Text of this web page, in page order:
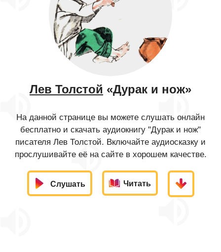
Лев Толстой «Дурак и нож»
На данной странице вы можете слушать онлайн
бесплатно и скачать аудиокнигу "Дурак и нож"
писателя Лев Толстой. Включайте аудиосказку и
прослушивайте её на сайте в хорошем качестве.
Слушать Читать